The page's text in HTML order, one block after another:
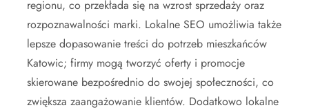
regionu, co przekłada się na wzrost sprzedaży oraz
rozpoznawalności marki. Lokalne SEO umożliwia także
lepsze dopasowanie treści do potrzeb mieszkańców
Katowic; firmy mogą tworzyć oferty i promocje
skierowane bezpośrednio do swojej społeczności, co
zwiększa zaangażowanie klientów. Dodatkowo lokalne